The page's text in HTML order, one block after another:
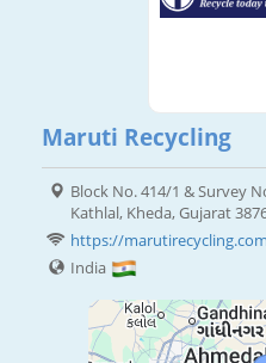
Maruti Recycling
Block No. 414/1 & Survey
Kathlal, Kheda, Gujarat
https://marutirecycling.com
India